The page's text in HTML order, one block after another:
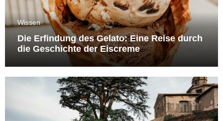
Wissen
Die Erfindung des Gelato: Eine Reise durch
die Geschichte der Eiscreme